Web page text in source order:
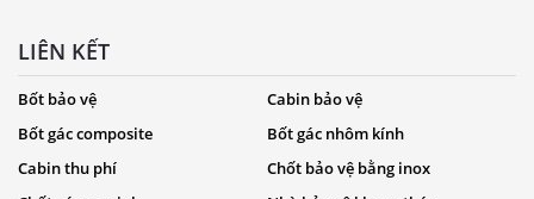
LIÊN KẾT
Bốt bảo vệ
Cabin bảo vệ
Bốt gác composite
Bốt gác nhôm kính
Cabin thu phí
Chốt bảo vệ bằng inox